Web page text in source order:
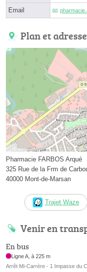
Email
Plan et adresse
Pharmacie FARBOS Arqué
325 Rue de la Frm de
40000 Mont-de-Marsan
Trajet Waze
Venir en
En bus
Ligne A, à 225 m
Arrêt Mi-Carrère - 1 Impasse du